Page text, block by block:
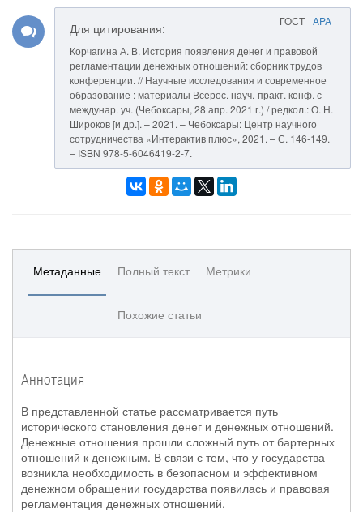
ГОСТ APA
Для цитирования:
Корчагина А. В. История появления денег и правовой
регламентации денежных отношений: сборник трудов
конференции. // Научные исследования и современное
образование : материалы Всерос. науч.-практ. конф. с
междунар. уч. (Чебоксары, 28 апр. 2021 г.) / редкол.: О. Н.
Широков [и др.]. – 2021. – Чебоксары: Центр научного
сотрудничества «Интерактив плюс», 2021. – С. 146-149.
– ISBN 978-5-6046419-2-7.
Метаданные Полный текст Метрики
Похожие статьи
Аннотация
В представленной статье рассматривается путь
исторического становления денег и денежных отношений.
Денежные отношения прошли сложный путь от бартерных
отношений к денежным. В связи с тем, что у государства
возникла необходимость в безопасном и эффективном
денежном обращении государства появилась и правовая
регламентация денежных отношений.